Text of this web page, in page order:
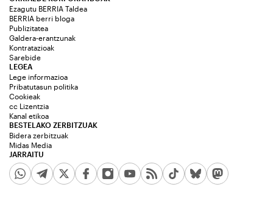
Ezagutu BERRIA Taldea
BERRIA berri bloga
Publizitatea
Galdera-erantzunak
Kontratazioak
Sarebide
JARRAITU
LEGEA
Lege informazioa
Pribatutasun politika
Cookieak
cc Lizentzia
Kanal etikoa
BESTELAKO ZERBITZUAK
Bidera zerbitzuak
Midas Media